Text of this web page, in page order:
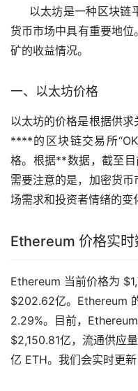
以太坊是一种区块链
货币市场中具有重要地
矿的收益情况。
一、以太坊价格
以太坊的价格是根据供求
****的区块链交易所
格。根据**数据，截至目
需要注意的是， 加密货币
场需求和投资者情绪的变
Ethereum 价格实时
Ethereum 当前价格为
$202.62亿。Ethereum
2.29%。目前，
$2,150.81亿，流通供应
亿 ETH。我们会实时更